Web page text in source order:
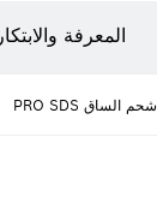
المعرفة والابتكار
شحم الساق PRO SDS